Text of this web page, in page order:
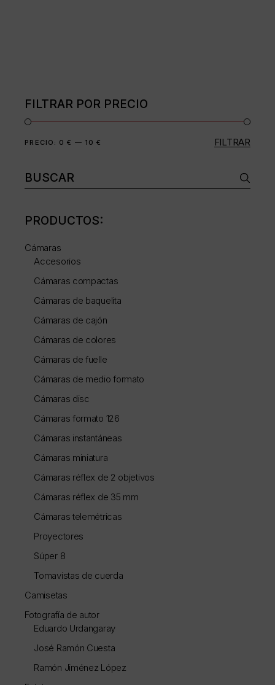
FILTRAR POR PRECIO
Precio
Precio FILTRAR
PRECIO: 0 € — 10 €
Buscar:
PRODUCTOS:
Cámaras
Accesorios
Cámaras compactas
Cámaras de baquelita
Cámaras de cajón
Cámaras de colores
Cámaras de fuelle
Cámaras de medio formato
Cámaras disc
Cámaras formato 126
Cámaras instantáneas
Cámaras miniatura
Cámaras réflex de 2 objetivos
Cámaras réflex de 35 mm
Cámaras telemétricas
Proyectores
Súper 8
Tomavistas de cuerda
Camisetas
Fotografía de autor
Eduardo Urdangaray
José Ramón Cuesta
Ramón Jiménez López